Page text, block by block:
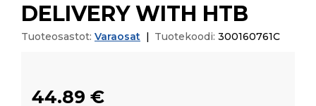
DELIVERY WITH HTB
Tuoteosastot: Varaosat Tuotekoodi: 300160761C
44.89 €